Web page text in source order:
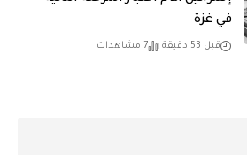
في غزة
قبل 53 دقيقة 7 مشاهدات